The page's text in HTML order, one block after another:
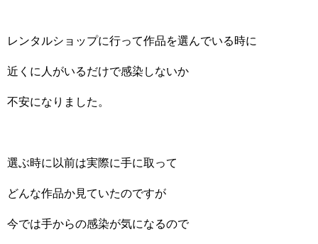
レンタルショップに行って作品を選んでいる時に
近くに人がいるだけで感染しないか
不安になりました。
選ぶ時に以前は実際に手に取って
どんな作品か見ていたのですが
今では手からの感染が気になるので